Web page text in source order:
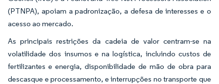
(PTNPA), apoiam a padronização, a defesa de interesses e o
acesso ao mercado.
As principais restrições da cadeia de valor centram-se na
volatilidade dos insumos e na logística, incluindo custos de
fertilizantes e energia, disponibilidade de mão de obra para
descasque e processamento, e interrupções no transporte que